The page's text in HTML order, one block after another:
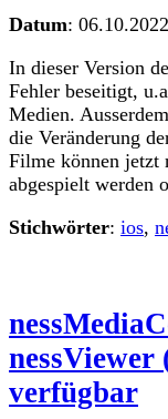
Datum: 06.10.2022
In dieser Version
Fehler beseitigt,
Medien.
die Veränderung
Filme können jetzt
abgespielt werden
Stichwörter: ios,
verfügbar